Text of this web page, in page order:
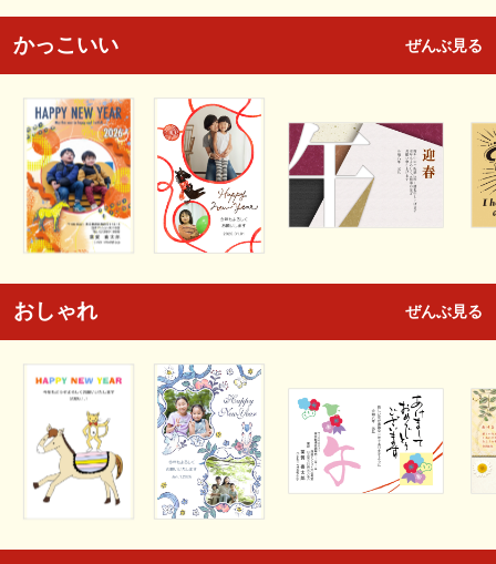
かっこいい ぜんぶ見る
おしゃれ ぜんぶ見る